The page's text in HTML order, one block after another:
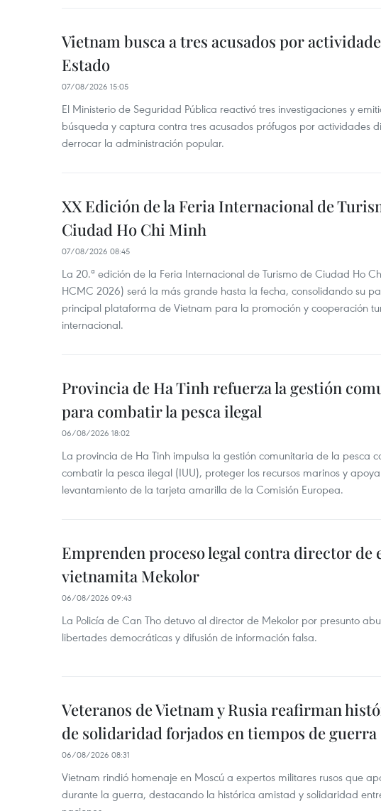
Vietnam busca a tres acusados por
Estado
07/08/2026 15:05
El Ministerio de Seguridad Pública reactivó tres investigaciones y
búsqueda y captura contra tres acusados prófugos por actividades
derrocar la administración popular.
XX Edición de la Feria Internacional de
Ciudad Ho Chi Minh
07/08/2026 08:45
La 20.ª edición de la Feria Internacional de Turismo de Ciudad Ho
HCMC 2026) será la más grande hasta la fecha, consolidando su
principal plataforma de Vietnam para la promoción y cooperación
internacional.
Provincia de Ha Tinh refuerza la gestión
para combatir la pesca ilegal
06/08/2026 18:02
La provincia de Ha Tinh impulsa la gestión comunitaria de la pesca
combatir la pesca ilegal (IUU), proteger los recursos marinos y
levantamiento de la tarjeta amarilla de la Comisión Europea.
Emprenden proceso legal contra director de
vietnamita Mekolor
06/08/2026 09:43
La Policía de Can Tho detuvo al director de Mekolor por presunto
libertades democráticas y difusión de información falsa.
Veteranos de Vietnam y Rusia reafirman
de solidaridad forjados en tiempos de guerra
06/08/2026 08:31
Vietnam rindió homenaje en Moscú a expertos militares rusos que
durante la guerra, destacando la histórica amistad y solidaridad